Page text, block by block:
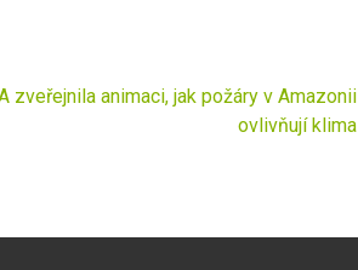
zveřejnila animaci, jak požáry v Amazonii
ovlivňují klima